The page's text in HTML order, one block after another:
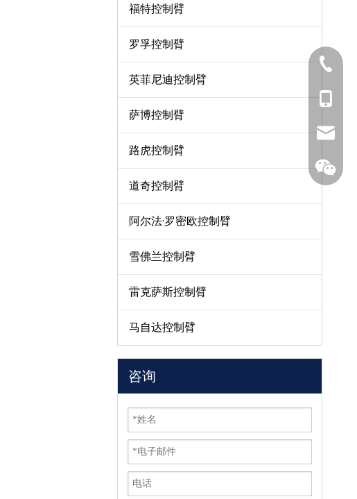
福特控制臂
罗孚控制臂
英菲尼迪控制臂
萨博控制臂
路虎控制臂
道奇控制臂
阿尔法·罗密欧控制臂
雪佛兰控制臂
雷克萨斯控制臂
马自达控制臂
咨询
0571-